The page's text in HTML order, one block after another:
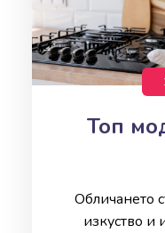
Топ
Обличането
изкуство и